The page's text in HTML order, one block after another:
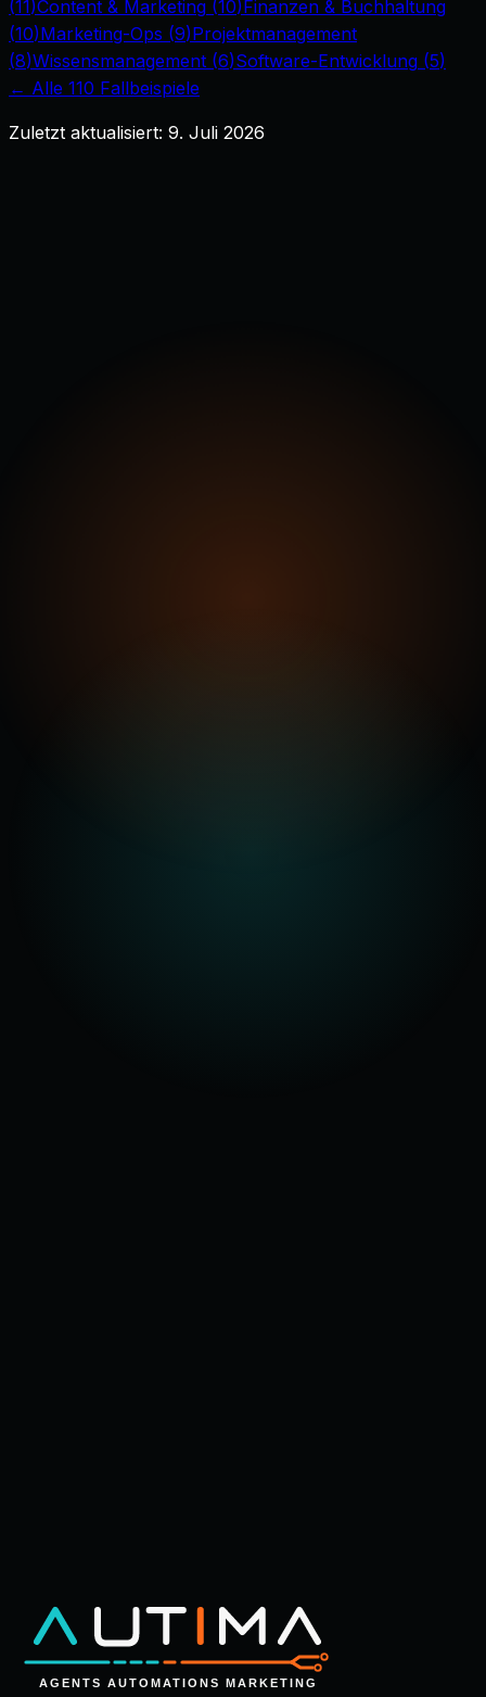
(11)Content & Marketing (10)Finanzen & Buchhaltung
(10)Marketing-Ops (9)Projektmanagement
(8)Wissensmanagement (6)Software-Entwicklung (5)
← Alle 110 Fallbeispiele
Zuletzt aktualisiert: 9. Juli 2026
Erstgespräch buchen →